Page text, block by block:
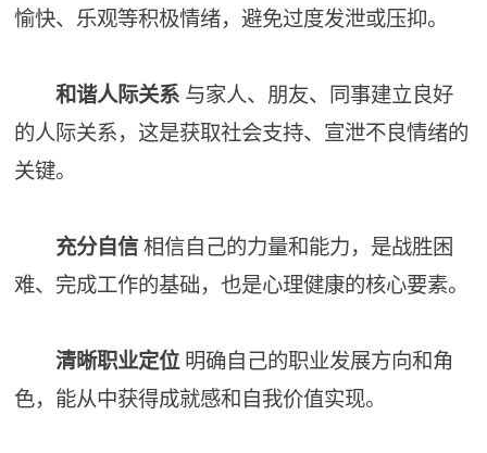
愉快、乐观等积极情绪，避免过度发泄或压抑。
和谐人际关系 与家人、朋友、同事建立良好
的人际关系，这是获取社会支持、宣泄不良情绪的
关键。
充分自信相信自己的力量和能力，是战胜困
难、完成工作的基础，也是心理健康的核心要素。
清晰职业定位 明确自己的职业发展方向和角
色，能从中获得成就感和自我价值实现。